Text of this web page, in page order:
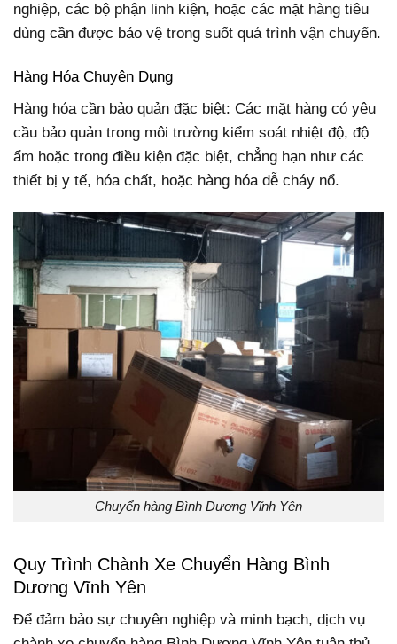
nghiệp, các bộ phận linh kiện, hoặc các mặt hàng tiêu
dùng cần được bảo vệ trong suốt quá trình vận chuyển.
Hàng Hóa Chuyên Dụng
Hàng hóa cần bảo quản đặc biệt: Các mặt hàng có yêu
cầu bảo quản trong môi trường kiểm soát nhiệt độ, độ
ẩm hoặc trong điều kiện đặc biệt, chẳng hạn như các
thiết bị y tế, hóa chất, hoặc hàng hóa dễ cháy nổ.
Chuyển hàng Bình Dương Vĩnh Yên
Quy Trình Chành Xe Chuyển Hàng Bình
Dương Vĩnh Yên
Để đảm bảo sự chuyên nghiệp và minh bạch, dịch vụ